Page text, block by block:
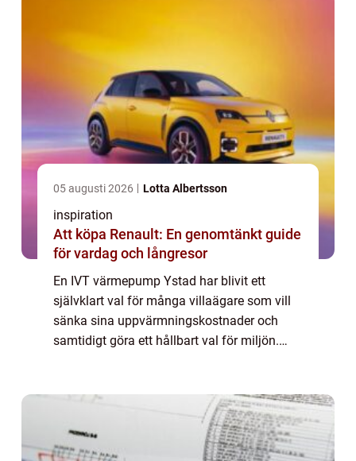
05 augusti 2026 Lotta Albertsson
inspiration
Att köpa Renault: En genomtänkt guide
för vardag och långresor
En IVT värmepump Ystad har blivit ett
självklart val för många villaägare som vill
sänka sina uppvärmningskostnader och
samtidigt göra ett hållbart val för miljön.
både dri...